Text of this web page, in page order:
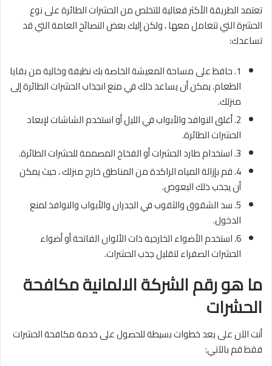
تعتمد الطريقة الأكثر فعالية للتخلص من الحشرات الطائرة على نوع
الحشرة التي تتعامل معها ، ولكن إليك بعض النصائح العامة التي قد
تساعدك:
1. حافظ على مساحة المعيشة الخاصة بك نظيفة وخالية من بقايا
الطعام. يمكن أن يساعد ذلك في منع انجذاب الحشرات الطائرة إلى
منزلك.
2. أغلق النوافذ والأبواب في الليل أو استخدم الشاشات لإبعاد
الحشرات الطائرة.
3. استخدام طارد الحشرات أو الفخاخ المصممة للحشرات الطائرة.
4. قم بإزالة المياه الراكدة من المناطق خارج منزلك ، حيث يمكن
أن يجذب ذلك البعوض.
5. سد الشقوق والثقوب في الجدران والأبواب والنوافذ لمنع
الدخول.
6. استخدم الأضواء الخارجية ذات الألوان الفاتحة أو أضواء
الحشرات الصفراء لتقليل جذب الحشرات.
ما هو رقم الشركة الالمانية مكافحة
الحشرات
أنت الآن على بعد خطوات بسيطة للحصول على خدمة مكافحة الحشرات
فقط قم بالآتي: